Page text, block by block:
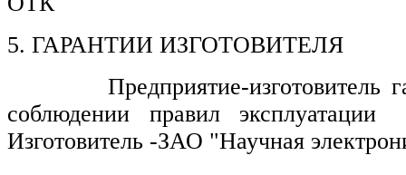
5. ГАРАНТИИ ИЗГОТОВИТЕЛЯ
Предприятие-изготовитель
соблюдении правил
Изготовитель -ЗАО "Научная